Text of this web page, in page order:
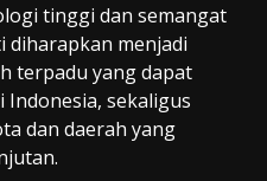
tinggi dan semangat
diharapkan menjadi
terpadu yang dapat
Indonesia, sekaligus
dan daerah yang